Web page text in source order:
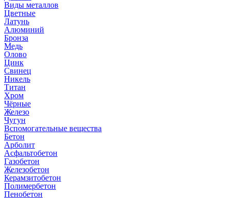
Виды металлов
Цветные
Латунь
Алюминий
Бронза
Медь
Олово
Цинк
Свинец
Никель
Титан
Хром
Чёрные
Железо
Чугун
Вспомогательные вещества
Бетон
Арболит
Асфальтобетон
Газобетон
Железобетон
Керамзитобетон
Полимербетон
Пенобетон